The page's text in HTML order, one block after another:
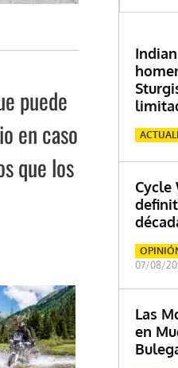
puede
en caso
que los
Cycle
07/08/
Las
en